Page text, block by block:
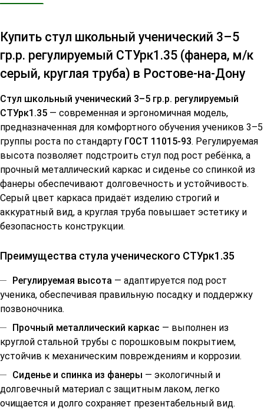
Купить стул школьный ученический 3–5
гр.р. регулируемый СТУрк1.35 (фанера, м/к
серый, круглая труба) в Ростове-на-Дону
Стул школьный ученический 3–5 гр.р. регулируемый
СТУрк1.35 — современная и эргономичная модель,
предназначенная для комфортного обучения учеников 3–5
группы роста по стандарту ГОСТ 11015-93. Регулируемая
высота позволяет подстроить стул под рост ребёнка, а
прочный металлический каркас и сиденье со спинкой из
фанеры обеспечивают долговечность и устойчивость.
Серый цвет каркаса придаёт изделию строгий и
аккуратный вид, а круглая труба повышает эстетику и
безопасность конструкции.
Преимущества стула ученического СТУрк1.35
Регулируемая высота — адаптируется под рост
ученика, обеспечивая правильную посадку и поддержку
позвоночника.
Прочный металлический каркас — выполнен из
круглой стальной трубы с порошковым покрытием,
устойчив к механическим повреждениям и коррозии.
Сиденье и спинка из фанеры — экологичный и
долговечный материал с защитным лаком, легко
очищается и долго сохраняет презентабельный вид.